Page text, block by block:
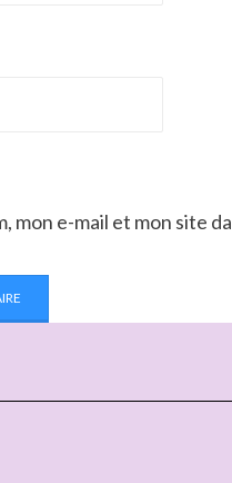
mon e-mail et mon site